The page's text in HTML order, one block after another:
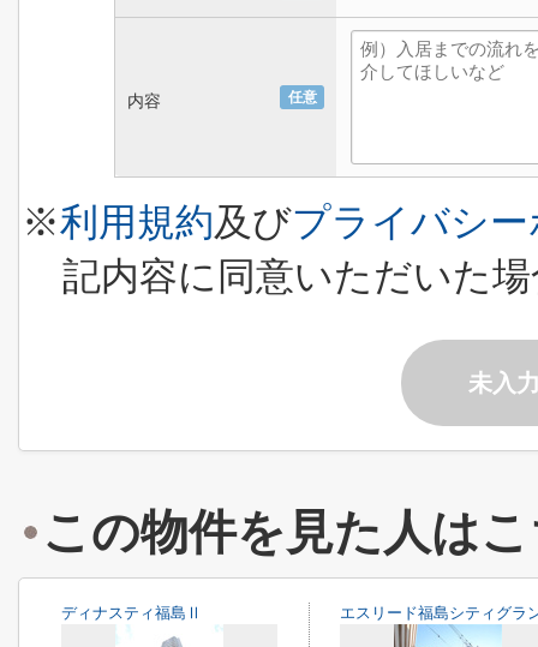
内容 任意
※利用規約及びプライバシ
記内容に同意いただいた
未入
この物件を見た人は
ディナスティ福島Ⅱ エスリード福島シティグラ